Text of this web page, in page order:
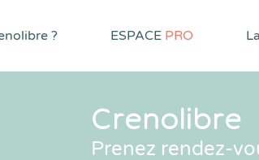
? ESPACE PRO
Crenolibre
Prenez rendez-